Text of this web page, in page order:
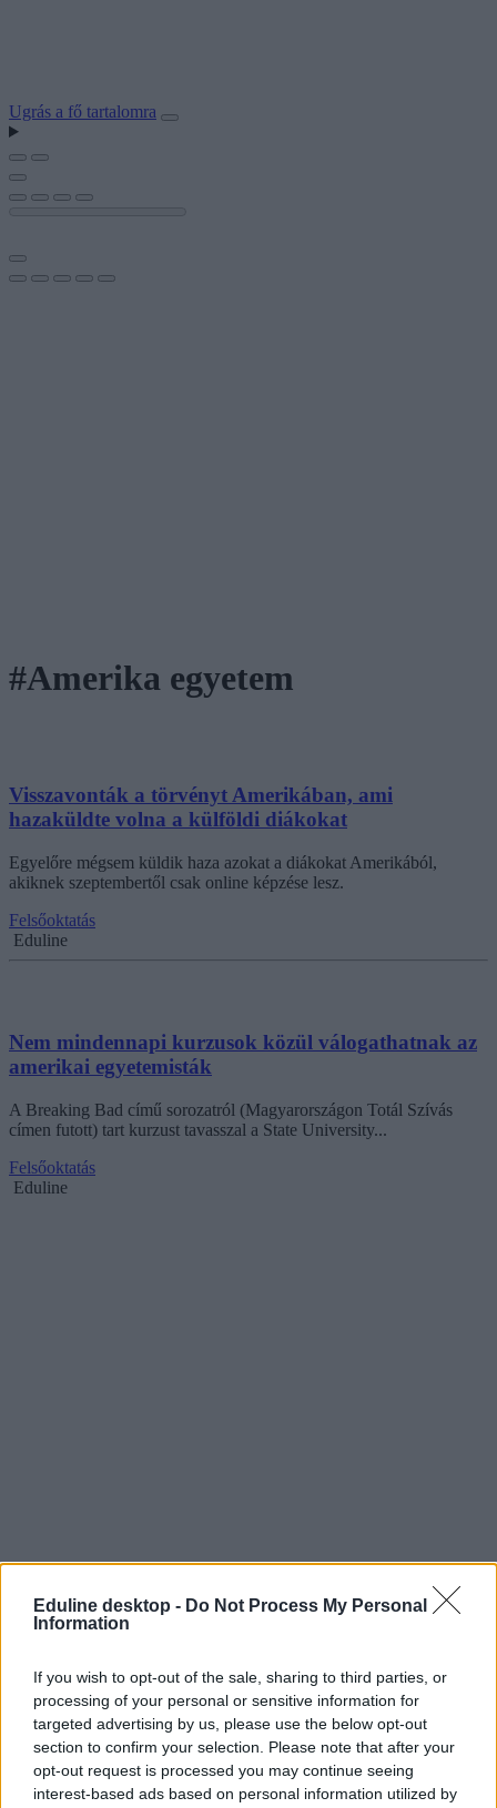
Eduline desktop - Do Not Process My Personal
Information
If you wish to opt-out of the sale, sharing to third parties, or
processing of your personal or sensitive information for
targeted advertising by us, please use the below opt-out
section to confirm your selection. Please note that after your
opt-out request is processed you may continue seeing
interest-based ads based on personal information utilized by
Ugrás a fő tartalomra
#Amerika egyetem
Visszavonták a törvényt Amerikában, ami
hazaküldte volna a külföldi diákokat
Egyelőre mégsem küldik haza azokat a diákokat Amerikából,
akiknek szeptembertől csak online képzése lesz.
Felsőoktatás
Eduline
Nem mindennapi kurzusok közül válogathatnak az
amerikai egyetemisták
A Breaking Bad című sorozatról (Magyarországon Totál Szívás
címen futott) tart kurzust tavasszal a State University...
Felsőoktatás
Eduline
női hallgatókat?
Kylie Angellt 2010-ben a University of Connecticut campusán
erőszakolta meg egy diáktársa, akit - bár bűnösnek...
Felsőoktatás
Eduline